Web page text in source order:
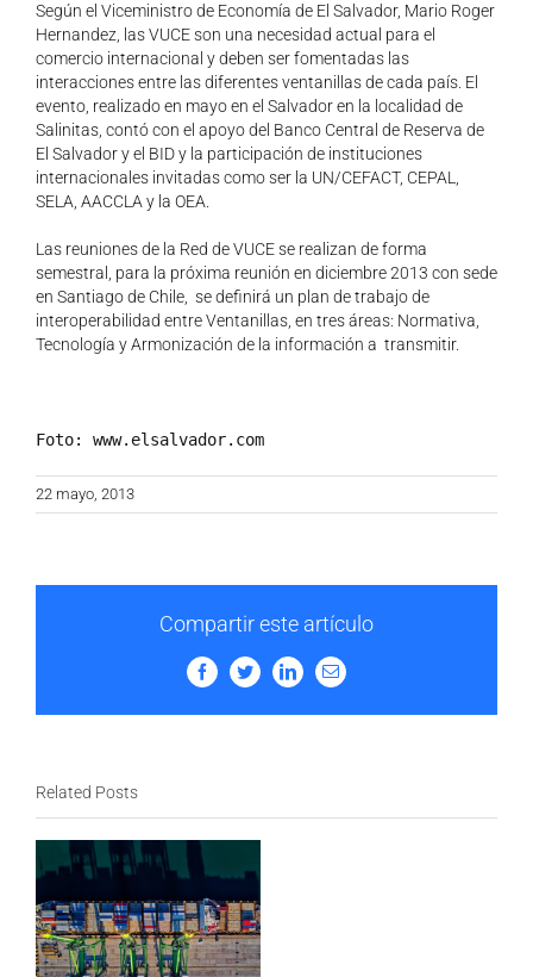
Según el Viceministro de Economía de El Salvador, Mario Roger
Hernandez, las VUCE son una necesidad actual para el
comercio internacional y deben ser fomentadas las
interacciones entre las diferentes ventanillas de cada país. El
evento, realizado en mayo en el Salvador en la localidad de
Salinitas, contó con el apoyo del Banco Central de Reserva de
El Salvador y el BID y la participación de instituciones
internacionales invitadas como ser la UN/CEFACT, CEPAL,
SELA, AACCLA y la OEA.
Las reuniones de la Red de VUCE se realizan de forma
semestral, para la próxima reunión en diciembre 2013 con sede
en Santiago de Chile, se definirá un plan de trabajo de
interoperabilidad entre Ventanillas, en tres áreas: Normativa,
Tecnología y Armonización de la información a transmitir.
Foto: www.elsalvador.com
22 mayo, 2013
Compartir este artículo
FacebookTwitterLinkedInEmail
Related Posts